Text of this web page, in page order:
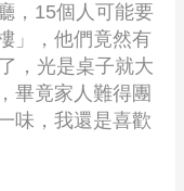
， 15個人可能要
」，他們竟然有
，光是桌子就大
畢竟家人難得團
味，我還是喜歡